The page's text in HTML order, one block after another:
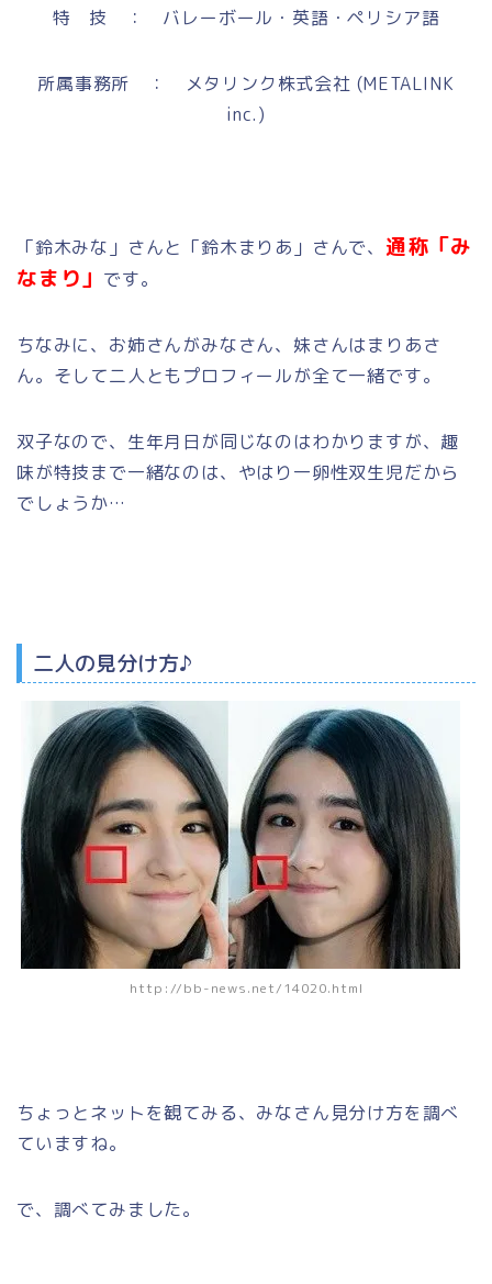
特 技 ： バレーボール・英語・ペリシア語
所属事務所 ： メタリンク株式会社 (METALINK
inc.)
「鈴木みな」さんと「鈴木まりあ」さんで、 通称「み
なまり」 です。
ちなみに、お姉さんがみなさん、妹さんはまりあさ
ん。そして二人ともプロフィールが全て一緒です。
双子なので、生年月日が同じなのはわかりますが、趣
味が特技まで一緒なのは、やはり一卵性双生児だから
でしょうか…
二人の見分け方♪
http://bb-news.net/14020.html
ちょっとネットを観てみる、みなさん見分け方を調べ
ていますね。
で、調べてみました。